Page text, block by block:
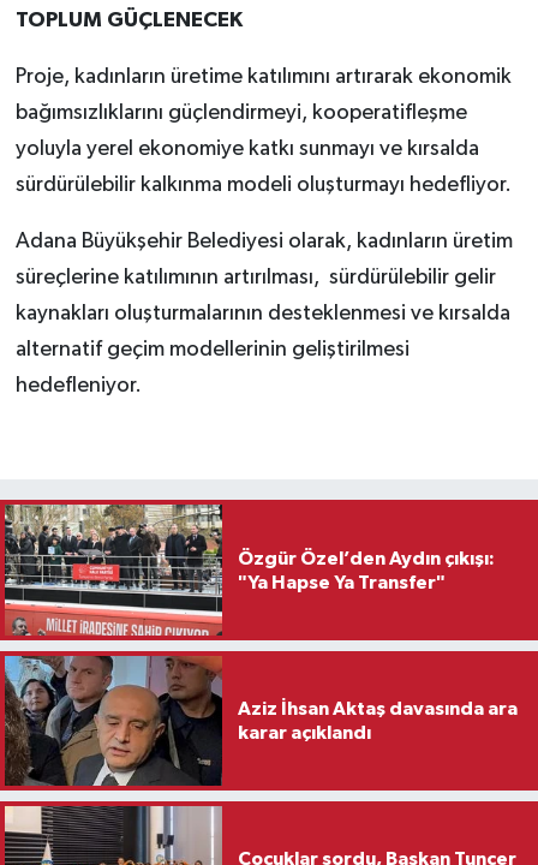
TOPLUM GÜÇLENECEK
Proje, kadınların üretime katılımını artırarak ekonomik
bağımsızlıklarını güçlendirmeyi, kooperatifleşme
yoluyla yerel ekonomiye katkı sunmayı ve kırsalda
sürdürülebilir kalkınma modeli oluşturmayı hedefliyor.
Adana Büyükşehir Belediyesi olarak, kadınların üretim
süreçlerine katılımının artırılması, sürdürülebilir gelir
kaynakları oluşturmalarının desteklenmesi ve kırsalda
alternatif geçim modellerinin geliştirilmesi
hedefleniyor.
Özgür Özel’den Aydın çıkışı:
"Ya Hapse Ya Transfer"
Aziz İhsan Aktaş davasında ara
karar açıklandı
Çocuklar sordu, Başkan Tuncer